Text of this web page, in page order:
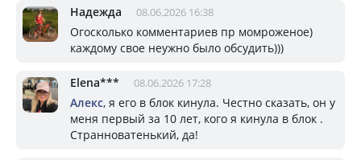
Надежда 08.06.2026 16:38
Огосколько комментариев пр момроженое)
каждому свое неужно было обсудить)))
Elena*** 08.06.2026 17:28
Алекс, я его в блок кинула. Честно сказать, он у
меня первый за 10 лет, кого я кинула в блок .
Странноватенький, да!